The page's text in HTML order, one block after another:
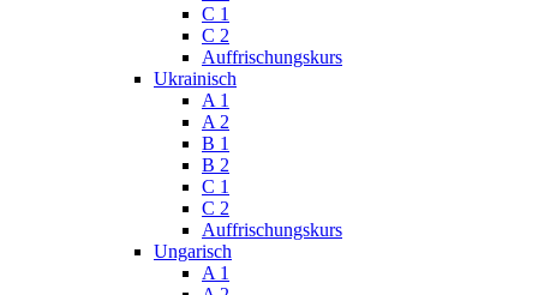
C 1
C 2
Auffrischungskurs
Ukrainisch
A 1
A 2
B 1
B 2
C 1
C 2
Auffrischungskurs
Ungarisch
A 1